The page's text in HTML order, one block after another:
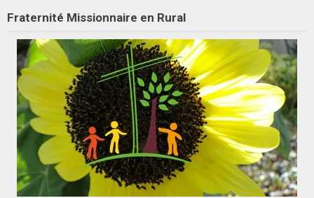
Fraternité Missionnaire en Rural